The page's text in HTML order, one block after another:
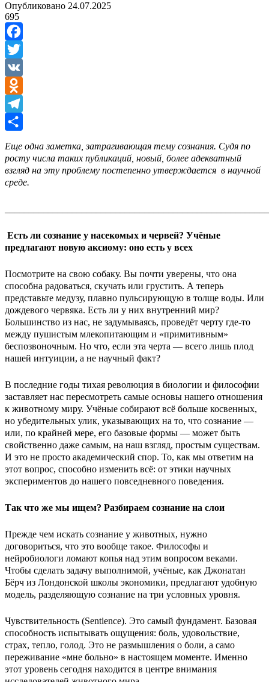
Опубликовано 24.07.2025
695
Facebook
Twitter
VK
Odnoklassniki
Telegram
Еще одна заметка, затрагивающая тему сознания. Судя по
росту числа таких публикаций, новый, более адекватный
взгляд на эту проблему постепенно утверждается в научной
среде.
Есть ли сознание у насекомых и червей? Учёные
предлагают новую аксиому: оно есть у всех
Посмотрите на свою собаку. Вы почти уверены, что она
способна радоваться, скучать или грустить. А теперь
представьте медузу, плавно пульсирующую в толще воды. Или
дождевого червяка. Есть ли у них внутренний мир?
Большинство из нас, не задумываясь, проведёт черту где-то
между пушистым млекопитающим и «примитивным»
беспозвоночным. Но что, если эта черта — всего лишь плод
нашей интуиции, а не научный факт?
В последние годы тихая революция в биологии и философии
заставляет нас пересмотреть самые основы нашего отношения
к животному миру. Учёные собирают всё больше косвенных,
но убедительных улик, указывающих на то, что сознание —
или, по крайней мере, его базовые формы — может быть
свойственно даже самым, на наш взгляд, простым существам.
И это не просто академический спор. То, как мы ответим на
этот вопрос, способно изменить всё: от этики научных
экспериментов до нашего повседневного поведения.
Так что же мы ищем? Разбираем сознание на слои
Прежде чем искать сознание у животных, нужно
договориться, что это вообще такое. Философы и
нейробиологи ломают копья над этим вопросом веками.
Чтобы сделать задачу выполнимой, учёные, как Джонатан
Бёрч из Лондонской школы экономики, предлагают удобную
модель, разделяющую сознание на три условных уровня.
Чувствительность (Sentience). Это самый фундамент. Базовая
способность испытывать ощущения: боль, удовольствие,
страх, тепло, голод. Это не размышления о боли, а само
переживание «мне больно» в настоящем моменте. Именно
этот уровень сегодня находится в центре внимания